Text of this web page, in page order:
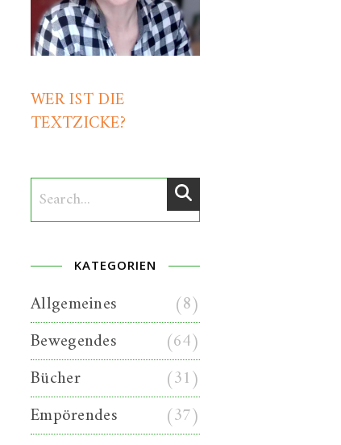
WER IST DIE
TEXTZICKE?
KATEGORIEN
Allgemeines
(8)
Bewegendes
(64)
Bücher
(31)
Empörendes
(37)